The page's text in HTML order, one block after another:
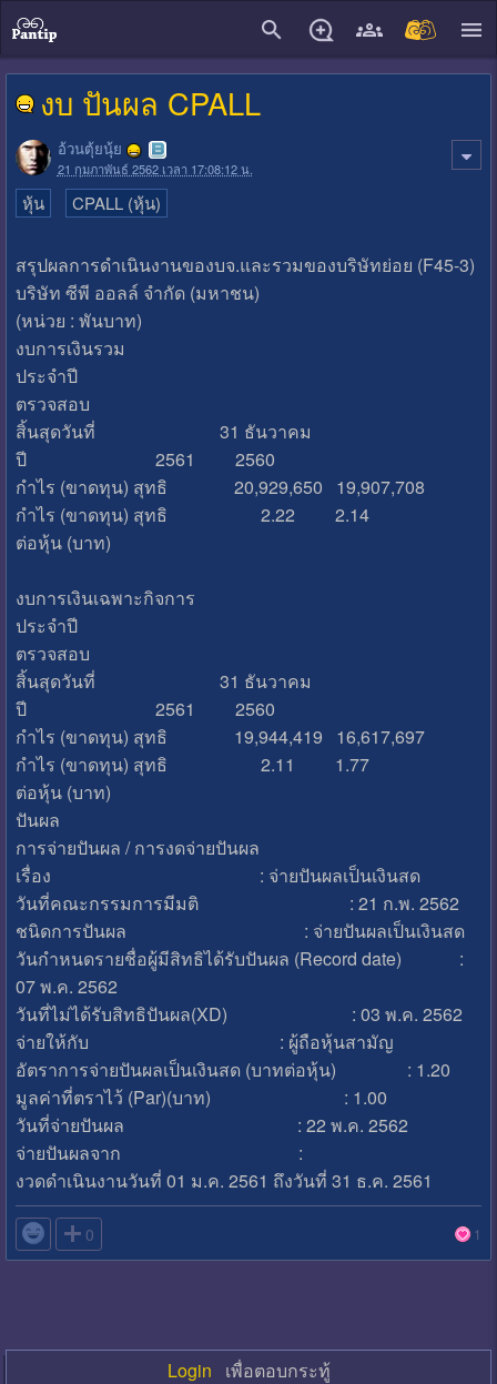
งบ ปันผล CPALL
อ้วนตุ้ยนุ้ย
21 กุมภาพันธ์ 2562 เวลา 17:08:12 น.
หุ้น CPALL (หุ้น)
สรุปผลการดำเนินงานของบจ.และรวมของบริษัทย่อย (F45-3)
บริษัท ซีพี ออลล์ จำกัด (มหาชน)
(หน่วย : พันบาท)
งบการเงินรวม
ประจำปี
ตรวจสอบ
สิ้นสุดวันที่ 31 ธันวาคม
ปี 2561 2560
กำไร (ขาดทุน) สุทธิ 20,929,650 19,907,708
กำไร (ขาดทุน) สุทธิ 2.22 2.14
ต่อหุ้น (บาท)
งบการเงินเฉพาะกิจการ
ประจำปี
ตรวจสอบ
สิ้นสุดวันที่ 31 ธันวาคม
ปี 2561 2560
กำไร (ขาดทุน) สุทธิ 19,944,419 16,617,697
กำไร (ขาดทุน) สุทธิ 2.11 1.77
ต่อหุ้น (บาท)
ปันผล
การจ่ายปันผล / การงดจ่ายปันผล
เรื่อง : จ่ายปันผลเป็นเงินสด
วันที่คณะกรรมการมีมติ : 21 ก.พ. 2562
ชนิดการปันผล : จ่ายปันผลเป็นเงินสด
วันกำหนดรายชื่อผู้มีสิทธิได้รับปันผล (Record date) :
07 พ.ค. 2562
วันที่ไม่ได้รับสิทธิปันผล(XD) : 03 พ.ค. 2562
จ่ายให้กับ : ผู้ถือหุ้นสามัญ
อัตราการจ่ายปันผลเป็นเงินสด (บาทต่อหุ้น) : 1.20
มูลค่าที่ตราไว้ (Par)(บาท) : 1.00
วันที่จ่ายปันผล : 22 พ.ค. 2562
จ่ายปันผลจาก :
งวดดำเนินงานวันที่ 01 ม.ค. 2561 ถึงวันที่ 31 ธ.ค. 2561
 0 1
Login เพื่อตอบกระทู้
close